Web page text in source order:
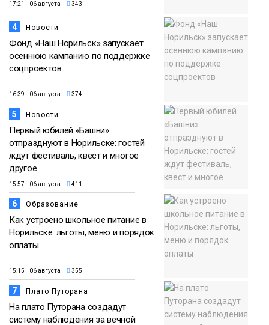
17:21 06 августа 343
4 Новости
Фонд «Наш Норильск» запускает
осеннюю кампанию по поддержке
соцпроектов
16:39 06 августа 374
5 Новости
Первый юбилей «Башни»
отпразднуют в Норильске: гостей
ждут фестиваль, квест и многое
другое
15:57 06 августа 411
6 Образование
Как устроено школьное питание в
Норильске: льготы, меню и порядок
оплаты
15:15 06 августа 355
7 Плато Путорана
На плато Путорана создадут
систему наблюдения за вечной